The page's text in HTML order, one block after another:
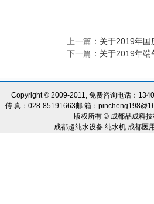
上一篇 ： 关于2019年国
下一篇 ： 关于2019年端
Copyright © 2009-2011, 免费咨询电话：
传 真：028-85191663邮 箱：
版权所有 © 成都品成科
成都超纯水设备 纯水机 成都医